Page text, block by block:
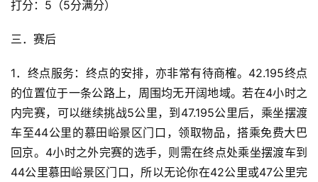
备
练
视
频
用
打分：5（5分满分）
三．赛后
1．终点服务：终点的安排，亦非常有待商榷。42.195终点
的位置位于一条公路上，周围均无开阔地域。若在4小时之
内完赛，可以继续挑战5公里，到47.195公里后，乘坐摆渡
车至44公里的慕田峪景区门口，领取物品，搭乘免费大巴
回京。4小时之外完赛的选手，则需在终点处乘坐摆渡车到
44公里慕田峪景区门口，所以无论你在42公里或47公里完